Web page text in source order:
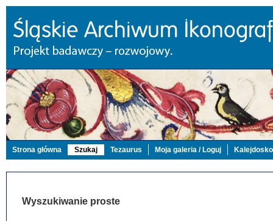
Strona główna Szukaj Tezaurus Moja galeria / Loguj
Wyszukiwanie proste